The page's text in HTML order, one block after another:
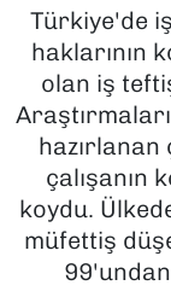
Türkiye'de
haklarının
olan iş
çalışanın
koydu.
müfettiş
KÜLTÜR
MAGAZİN
POLİTİKA
SAĞLIK
SPOR
Son
Haber